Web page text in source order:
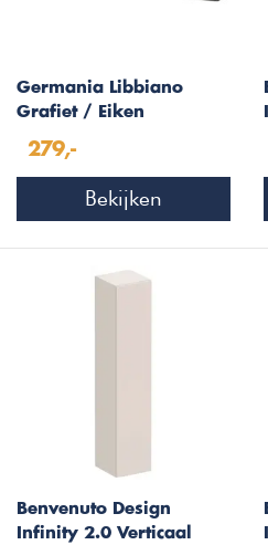
Germania Libbiano
Grafiet / Eiken
Wandkast H52 cm
279,-
Bekijken
Benvenuto Design
Infinity 2.0 Verticaal